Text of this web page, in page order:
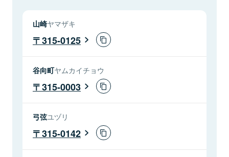
山崎ヤマザキ
315-0125
谷向町ヤムカイチョウ
315-0003
弓弦ユヅリ
315-0142